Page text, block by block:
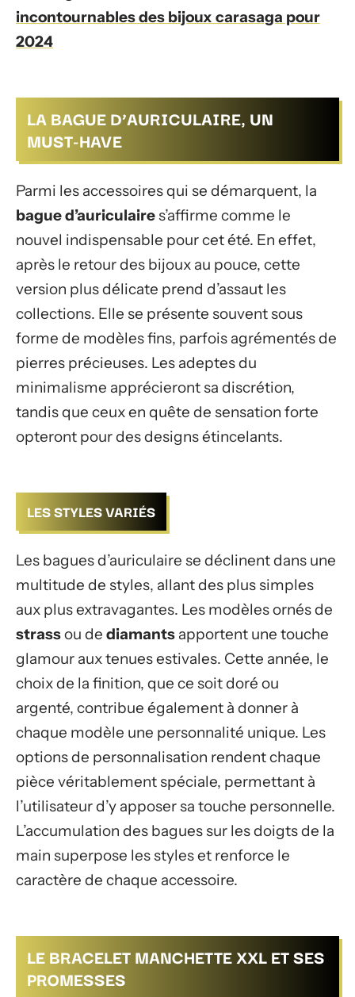
incontournables des bijoux carasaga pour
2024
LA BAGUE D’AURICULAIRE, UN
MUST-HAVE
Parmi les accessoires qui se démarquent, la
bague d’auriculaires’affirme comme le
nouvel indispensable pour cet été. En effet,
après le retour des bijoux au pouce, cette
version plus délicate prend d’assaut les
collections. Elle se présente souvent sous
forme de modèles fins, parfois agrémentés de
pierres précieuses. Les adeptes du
minimalisme apprécieront sa discrétion,
tandis que ceux en quête de sensation forte
opteront pour des designs étincelants.
LES STYLES VARIÉS
Les bagues d’auriculaire se déclinent dans une
multitude de styles, allant des plus simples
aux plus extravagantes. Les modèles ornés de
strassou de diamants apportent une touche
glamour aux tenues estivales. Cette année, le
choix de la finition, que ce soit doré ou
argenté, contribue également à donner à
chaque modèle une personnalité unique. Les
options de personnalisation rendent chaque
pièce véritablement spéciale, permettant à
l’utilisateur d’y apposer sa touche personnelle.
L’accumulation des bagues sur les doigts de la
main superpose les styles et renforce le
caractère de chaque accessoire.
LE BRACELET MANCHETTE XXL ET SES
PROMESSES